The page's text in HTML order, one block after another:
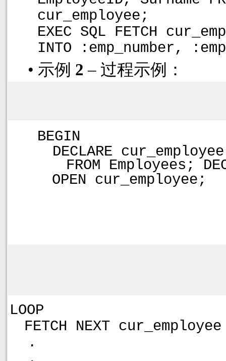
cur_employee;
EXEC SQL FETCH
INTO :emp_number,
• 示例 2– 过程示例：
BEGIN
DECLARE
FROM Employees;
OPEN cur_employee;
LOOP
FETCH NEXT
.